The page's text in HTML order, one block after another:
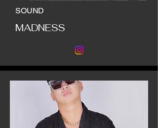
SOUND
MADNESS